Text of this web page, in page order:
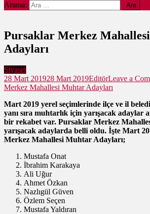
Arama:
Pursaklar Merkez
Adayları
Siyaset
28 Mart 201928 Mart 2019EditörLeave a
Merkez Mahallesi Muhtar Adayları
Mart 2019 yerel seçimlerinde ilçe ve il
yanı sıra muhtarlık için yarışacak adaylar
bir rekabet var. Pursaklar Merkez
yarışacak adaylarda belli oldu. İşte Mart
Merkez Mahallesi Muhtar Adayları;
Mustafa Onat
İbrahim Karakaya
Ali Uğur
Ahmet Özkan
Nazlıgül Güven
Özlem Seçen
Mustafa Yaldıran